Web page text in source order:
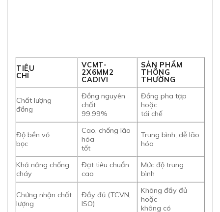
TIÊU
CHÍ
VCMT-
2X6MM2
CADIVI
SẢN PHẨM
THÔNG
THƯỜNG
Chất lượng
đồng
Đồng nguyên
chất
99.99%
Đồng pha tạp
hoặc
tái chế
Độ bền vỏ
bọc
Cao, chống lão
hóa
tốt
Trung bình, dễ lão
hóa
Khả năng chống
cháy
Đạt tiêu chuẩn
cao
Mức độ trung
bình
Chứng nhận chất
lượng
Đầy đủ (TCVN,
ISO)
Không đầy đủ
hoặc
không có